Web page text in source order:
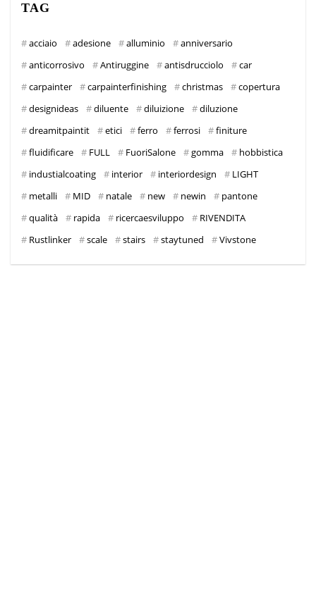
TAG
acciaio adesione alluminio
anniversario
anticorrosivo
Antiruggine antisdrucciolo
car
carpainter
carpainterfinishing christmas
copertura
designideas
diluente diluizione
diluzione
dreamitpaintit
etici ferro ferrosi
finiture
fluidificare
FULL FuoriSalone gomma
hobbistica
industialcoating
interior interiordesign
LIGHT
metalli
MID natale new newin
pantone
qualità
rapida ricercaesviluppo
RIVENDITA
Rustlinker
scale stairs staytuned Vivstone